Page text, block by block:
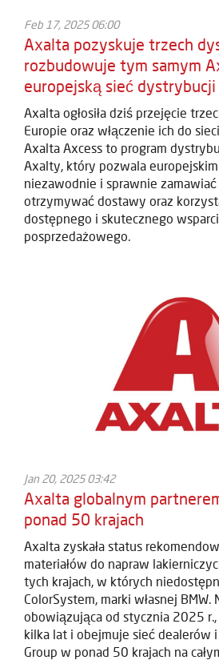
Feb 17, 2025 06:00
Axalta pozyskuje trzech
rozbudowuje tym samym
europejską sieć dystrybucji
Axalta ogłosiła dziś przejęcie
Europie oraz włączenie ich do
Axalta Axcess to program
Axalty, który pozwala
niezawodnie i sprawnie
otrzymywać dostawy oraz
dostępnego i skutecznego
posprzedażowego.
Jan 20, 2025 03:42
Axalta globalnym
ponad 50 krajach
Axalta zyskała status
materiałów do napraw
tych krajach, w których
ColorSystem, marki własnej BMW.
obowiązująca od stycznia 2025
kilka lat i obejmuje sieć dealerów
Group w ponad 50 krajach na